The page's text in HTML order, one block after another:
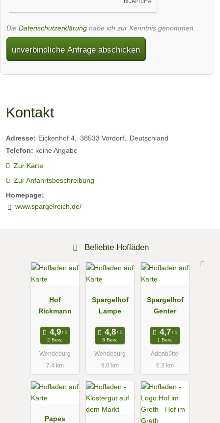
Die Datenschutzerklärung habe ich zur Kenntnis genommen.
unverbindliche Anfrage abschicken
Kontakt
Adresse: Eickenhof 4 38533 Vordorf
Deutschland
Telefon: keine Angabe
Zur Karte
Zur Anfahrtsbeschreibung
Homepage:
www.spargelreich.de/
Beliebte Hofläden
Hof
Rickmann
2 Bew.
Wendeburg
7.4 km
Spargelhof
Lampe
3 Bew.
Wendeburg
9.0 km
Spargelhof
Genter
1 Bew.
Adenbüttel
6.3 km
Papes